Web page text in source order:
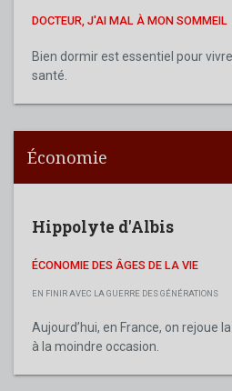
DOCTEUR, J'AI MAL À MON SOMMEIL
Bien dormir est essentiel pour
santé.
Économie
Hippolyte d'Albis
ÉCONOMIE DES ÂGES DE LA VIE
EN FINIR AVEC LA GUERRE DES GÉNÉRATIONS
Aujourd’hui, en France, on rejoue
à la moindre occasion.